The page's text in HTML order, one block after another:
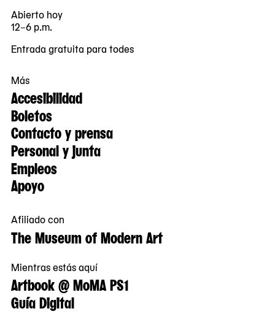
Abierto hoy
12–6 p.m.
Entrada gratuita para todes
Más
Accesibilidad
Boletos
Contacto y prensa
Personal y junta
Empleos
Apoyo
Afiliado con
The Museum of Modern Art
Mientras estás aquí
Artbook @ MoMA PS1
Guía Digital